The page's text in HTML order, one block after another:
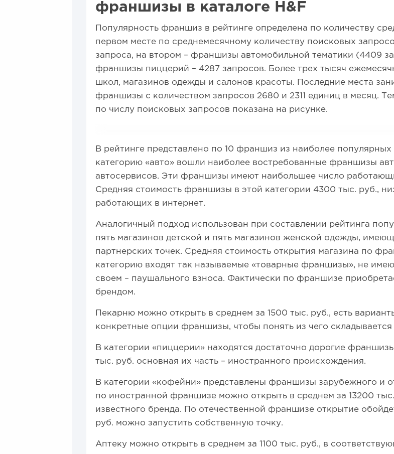
франшизы в каталоге H&F
Популярность франшиз в рейтинге определена по количеству
первом месте по среднемесячному количеству поисковых
запроса, на втором – франшизы автомобильной тематики (4409
франшизы пиццерий – 4287 запросов. Более трех тысяч
школ, магазинов одежды и салонов красоты. Последние места
франшизы с количеством запросов 2680 и 2311 единиц в месяц.
по числу поисковых запросов показана на рисунке.
В рейтинге представлено по 10 франшиз из наиболее
категорию «авто» вошли наиболее востребованные франшизы
автосервисов. Эти франшизы имеют наибольшее число
Средняя стоимость франшизы в этой категории 4300 тыс. руб.,
работающих в интернет.
Аналогичный подход использован при составлении рейтинга
пять магазинов детской и пять магазинов женской одежды,
партнерских точек. Средняя стоимость открытия магазина по
категорию входят так называемые «товарные франшизы», не
своем – паушального взноса. Фактически по франшизе
брендом.
Пекарню можно открыть в среднем за 1500 тыс. руб., есть
конкретные опции франшизы, чтобы понять из чего складывается
В категории «пиццерии» находятся достаточно дорогие
тыс. руб. основная их часть – иностранного происхождения.
В категории «кофейни» представлены франшизы зарубежного и
по иностранной франшизе можно открыть в среднем за 13200
известного бренда. По отечественной франшизе открытие
руб. можно запустить собственную точку.
Аптеку можно открыть в среднем за 1100 тыс. руб., в